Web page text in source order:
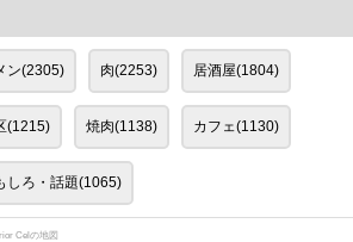
ン(2305) 肉(2253) 居酒屋(1804)
(1215) 焼肉(1138) カフェ(1130)
しろ・話題(1065)
Celの地図